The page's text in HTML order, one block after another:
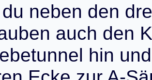
du neben den dre
uben auch den K
ebetunnel hin und